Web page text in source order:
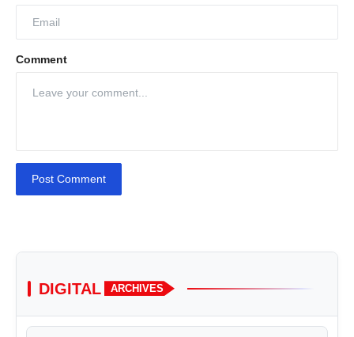
Comment
Post Comment
DIGITAL ARCHIVES